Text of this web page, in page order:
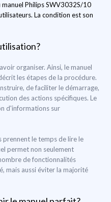
Philips SWV3032S/10
La condition est son
organiser. Ainsi, le manuel
les étapes de la procédure.
de faciliter le démarrage,
des actions spécifiques. Le
d'informations sur
le temps de lire le
permet non seulement
de fonctionnalités
mais aussi éviter la majorité